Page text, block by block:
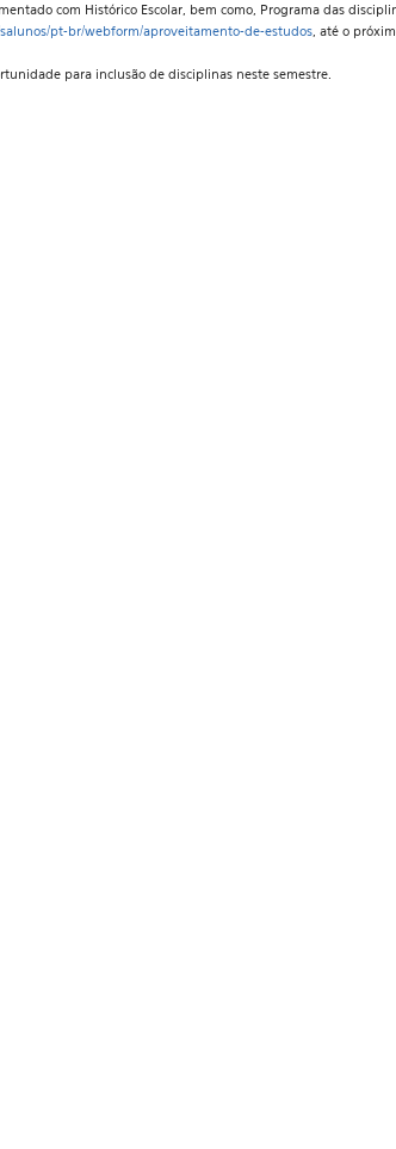
com Histórico Escolar, bem como, Programa das
pt-br/webform/aproveitamento-de-estudos, até o
para inclusão de disciplinas neste semestre.